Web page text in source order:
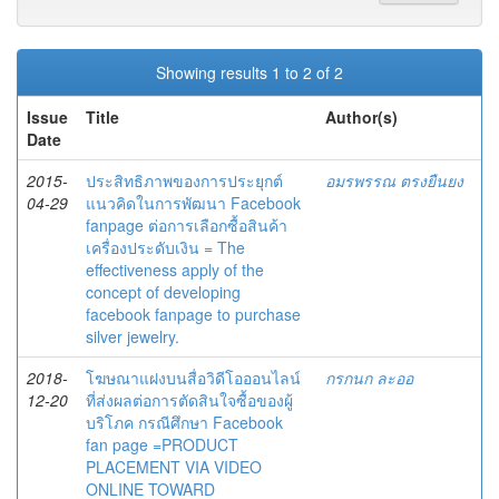
Showing results 1 to 2 of 2
Issue
Date
Title Author(s)
2015-
04-29
ประสิทธิภาพของการประยุกต์
แนวคิดในการพัฒนา Facebook
fanpage ต่อการเลือกซื้อสินค้า
เครื่องประดับเงิน = The
effectiveness apply of the
concept of developing
facebook fanpage to purchase
silver jewelry.
อมรพรรณ ตรงยืนยง
2018-
12-20
โฆษณาแฝงบนสื่อวิดีโอออนไลน์
ที่ส่งผลต่อการตัดสินใจซื้อของผู้
บริโภค กรณีศึกษา Facebook
fan page =PRODUCT
PLACEMENT VIA VIDEO
ONLINE TOWARD
กรกนก ละออ